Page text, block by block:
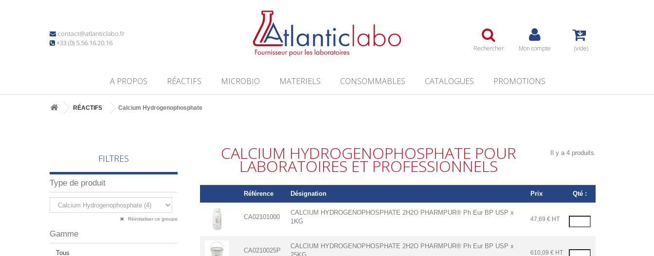
contact@atlanticlabo.fr
+33 (0) 5.56.16.20.16
Rechercher Mon compte (vide)
A PROPOS RÉACTIFS MICROBIO MATERIELS CONSOMMABLES CATALOGUES PROMOTIONS
RÉACTIFS Calcium Hydrogenophosphate
FILTRES
Type de produit
Réinitialiser ce groupe
Gamme
Tous
CALCIUM HYDROGENOPHOSPHATE POUR
LABORATOIRES ET PROFESSIONNELS
Il y a 4 produits.
Référence Désignation Prix Qté :
CA02101000
CALCIUM HYDROGENOPHOSPHATE 2H2O PHARMPUR® Ph Eur BP USP x
1KG
47,69 € HT
CA0210025P
CALCIUM HYDROGENOPHOSPHATE 2H2O PHARMPUR® Ph Eur BP USP x
610,09 € HT